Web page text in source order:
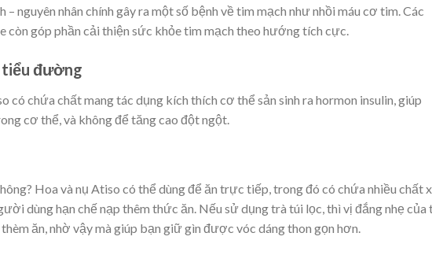
nguyên nhân chính gây ra một số bệnh về tim mạch như nhồi máu cơ tim. Các
còn góp phần cải thiện sức khỏe tim mạch theo hướng tích cực.
tiểu đường
có chứa chất mang tác dụng kích thích cơ thể sản sinh ra hormon insulin, giúp
cơ thể, và không để tăng cao đột ngột.
Hoa và nụ Atiso có thể dùng để ăn trực tiếp, trong đó có chứa nhiều chất
dùng hạn chế nạp thêm thức ăn. Nếu sử dụng trà túi lọc, thì vị đắng nhẹ của
ăn, nhờ vậy mà giúp bạn giữ gìn được vóc dáng thon gọn hơn.